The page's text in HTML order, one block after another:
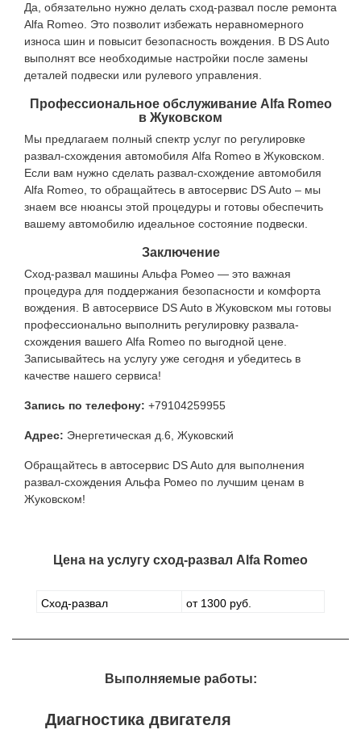
Да, обязательно нужно делать сход-развал после ремонта
Alfa Romeo. Это позволит избежать неравномерного
износа шин и повысит безопасность вождения. В DS Auto
выполнят все необходимые настройки после замены
деталей подвески или рулевого управления.
Профессиональное обслуживание Alfa Romeo
в Жуковском
Мы предлагаем полный спектр услуг по регулировке
развал-схождения автомобиля Alfa Romeo в Жуковском.
Если вам нужно сделать развал-схождение автомобиля
Alfa Romeo, то обращайтесь в автосервис DS Auto – мы
знаем все нюансы этой процедуры и готовы обеспечить
вашему автомобилю идеальное состояние подвески.
Заключение
Сход-развал машины Альфа Ромео — это важная
процедура для поддержания безопасности и комфорта
вождения. В автосервисе DS Auto в Жуковском мы готовы
профессионально выполнить регулировку развала-
схождения вашего Alfa Romeo по выгодной цене.
Записывайтесь на услугу уже сегодня и убедитесь в
качестве нашего сервиса!
Запись по телефону: +79104259955
Адрес: Энергетическая д.6, Жуковский
Обращайтесь в автосервис DS Auto для выполнения
развал-схождения Альфа Ромео по лучшим ценам в
Жуковском!
Цена на услугу сход-развал Alfa Romeo
Сход-развал от 1300 руб.
Выполняемые работы:
Диагностика двигателя